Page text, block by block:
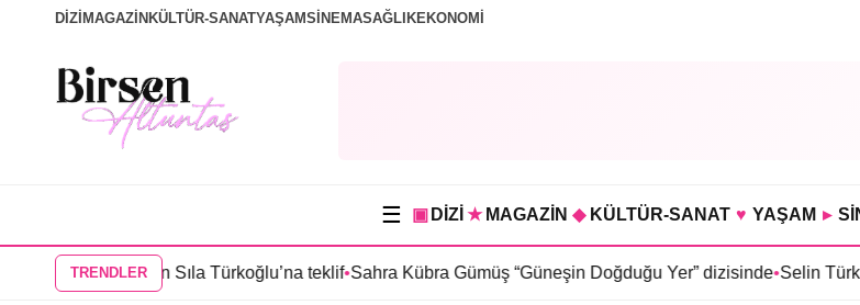
DİZİ MAGAZİN KÜLTÜR-SANATYAŞAMSİNEMASAĞLIKEKONOMİ
☰ ▣ DİZİ ★ MAGAZİN ◆ KÜLTÜR-SANAT ♥ YAŞAM ▸
TRENDLER
Sıla Türkoğlu’na teklif•Sahra Kübra Gümüş “Güneşin Doğduğu Yer” dizisinde•Selin Türkmen “Karma”